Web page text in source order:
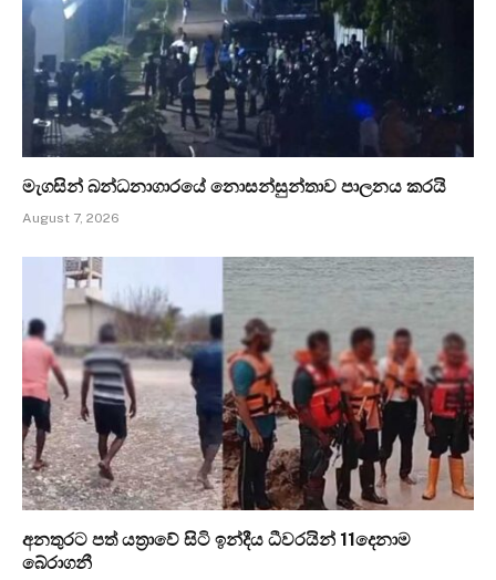
මැගසින් බන්ධනාගාරයේ නොසන්සුන්තාව පාලනය කරයි
August 7, 2026
අනතුරට පත් යත්‍රාවේ සිටි ඉන්දීය ධීවරයින් 11දෙනාම
බේරාගනී